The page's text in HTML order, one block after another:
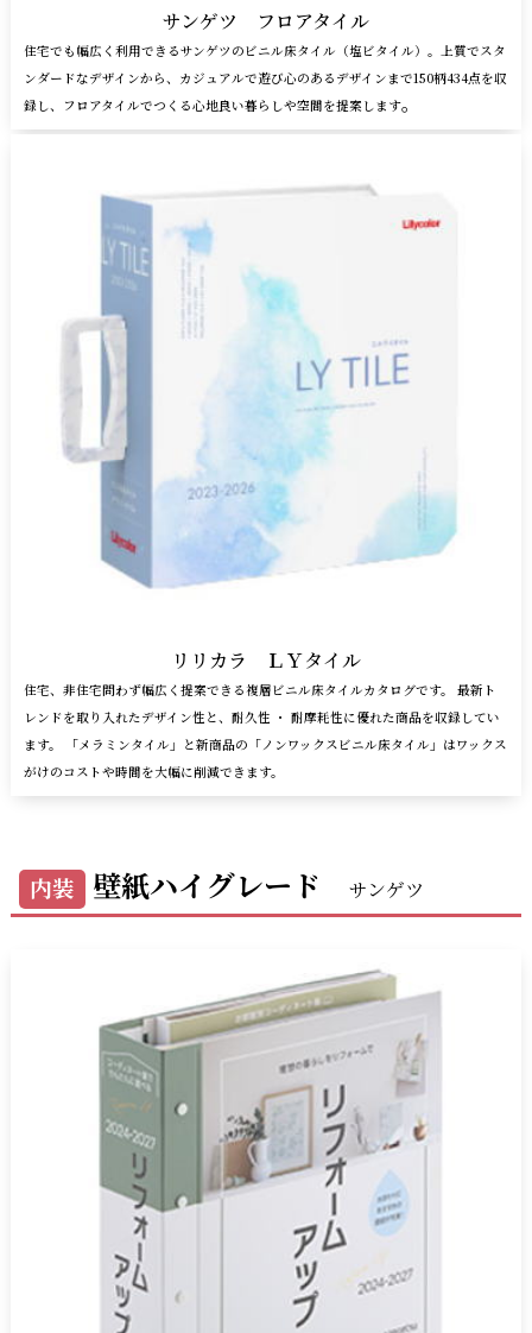
サンゲツ フロアタイル
住宅でも幅広く利用できるサンゲツのビニル床タイル（塩ビタイル）。上質でスタ
ンダードなデザインから、カジュアルで遊び心のあるデザインまで150柄434点を収
録し、フロアタイルでつくる心地良い暮らしや空間を提案します。
リリカラ ＬＹタイル
住宅、非住宅問わず幅広く提案できる複層ビニル床タイルカタログです。 最新ト
レンドを取り入れたデザイン性と、耐久性 ・ 耐摩耗性に優れた商品を収録してい
ます。 「メラミンタイル」と新商品の「ノンワックスビニル床タイル」はワックス
がけのコストや時間を大幅に削減できます。
内装 壁紙ハイグレード サンゲツ